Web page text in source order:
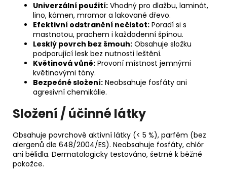
Univerzální použití: Vhodný pro dlažbu, laminát,
lino, kámen, mramor a lakované dřevo.
Efektivní odstranění nečistot: Poradí si s
mastnotou, prachem i každodenní špínou.
Lesklý povrch bez šmouh: Obsahuje složku
podporující lesk bez nutnosti leštění.
Květinová vůně: Provoní místnost jemnými
květinovými tóny.
Bezpečné složení: Neobsahuje fosfáty ani
agresivní chemikálie.
Složení / účinné látky
Obsahuje povrchově aktivní látky (< 5 %), parfém (bez
alergenů dle 648/2004/ES). Neobsahuje fosfáty, chlór
ani bělidla. Dermatologicky testováno, šetrné k běžné
pokožce.